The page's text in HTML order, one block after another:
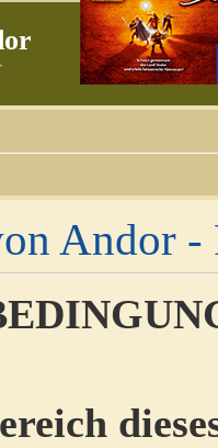
Andor -